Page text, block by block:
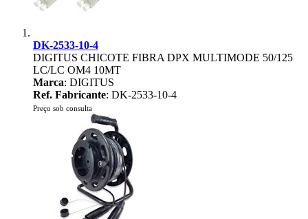
DK-2533-10-4
DIGITUS CHICOTE FIBRA DPX MULTIMODE 50/125
LC/LC OM4 10MT
Marca: DIGITUS
Ref. Fabricante: DK-2533-10-4
Preço sob consulta